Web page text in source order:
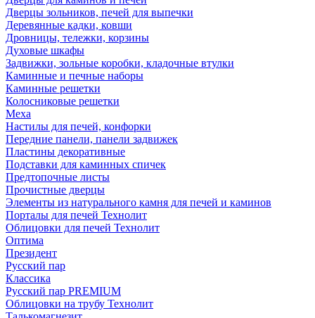
Дверцы зольников, печей для выпечки
Деревянные кадки, ковши
Дровницы, тележки, корзины
Духовые шкафы
Задвижки, зольные коробки, кладочные втулки
Каминные и печные наборы
Каминные решетки
Колосниковые решетки
Меха
Настилы для печей, конфорки
Передние панели, панели задвижек
Пластины декоративные
Подставки для каминных спичек
Предтопочные листы
Прочистные дверцы
Элементы из натурального камня для печей и каминов
Порталы для печей Технолит
Облицовки для печей Технолит
Оптима
Президент
Русский пар
Классика
Русский пар PREMIUM
Облицовки на трубу Технолит